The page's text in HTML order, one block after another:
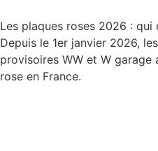
Les plaques roses 2026 :
Depuis le 1er janvier 2026,
provisoires WW et W
rose en France.